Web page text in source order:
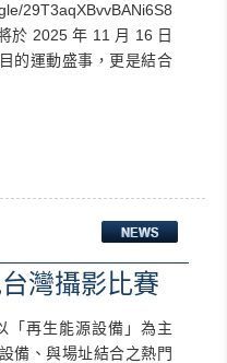
29T3aqXBvvBANi6S8
於 2025 年 11 月 16 日
的運動盛事，更是結合
灣攝影比賽
「再生能源設備」為主
備、與場址結合之熱門